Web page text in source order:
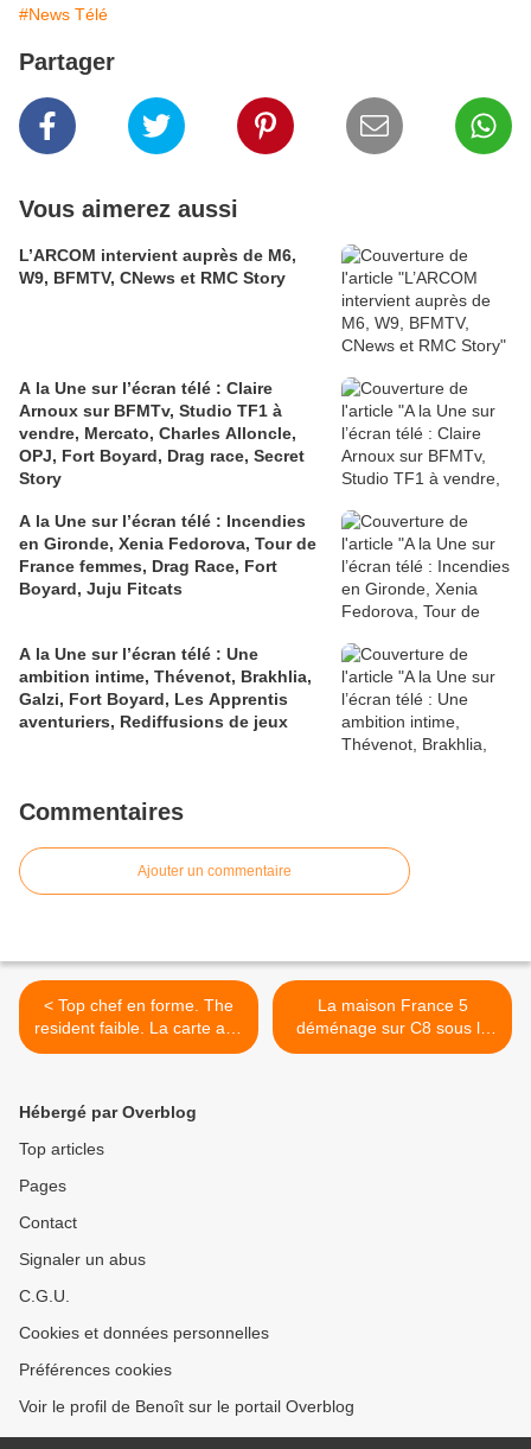
#News Télé
Partager
Vous aimerez aussi
L’ARCOM intervient auprès de M6,
W9, BFMTV, CNews et RMC Story
A la Une sur l’écran télé : Claire
Arnoux sur BFMTv, Studio TF1 à
vendre, Mercato, Charles Alloncle,
OPJ, Fort Boyard, Drag race, Secret
Story
A la Une sur l’écran télé : Incendies
en Gironde, Xenia Fedorova, Tour de
France femmes, Drag Race, Fort
Boyard, Juju Fitcats
A la Une sur l’écran télé : Une
ambition intime, Thévenot, Brakhlia,
Galzi, Fort Boyard, Les Apprentis
aventuriers, Rediffusions de jeux
Commentaires
Ajouter un commentaire
< Top chef en forme. The
resident faible. La carte aux
trésors en hausse. Arte,
La maison France 5
déménage sur C8 sous le
titre M comme maison, à
Hébergé par Overblog
Top articles
Pages
Contact
Signaler un abus
C.G.U.
Cookies et données personnelles
Préférences cookies
Voir le profil de Benoît sur le portail Overblog